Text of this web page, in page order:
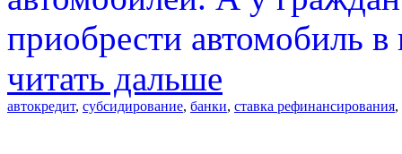
приобрести автомобиль
читать дальше
автокредит, субсидирование, банки, ставка рефинансирования,